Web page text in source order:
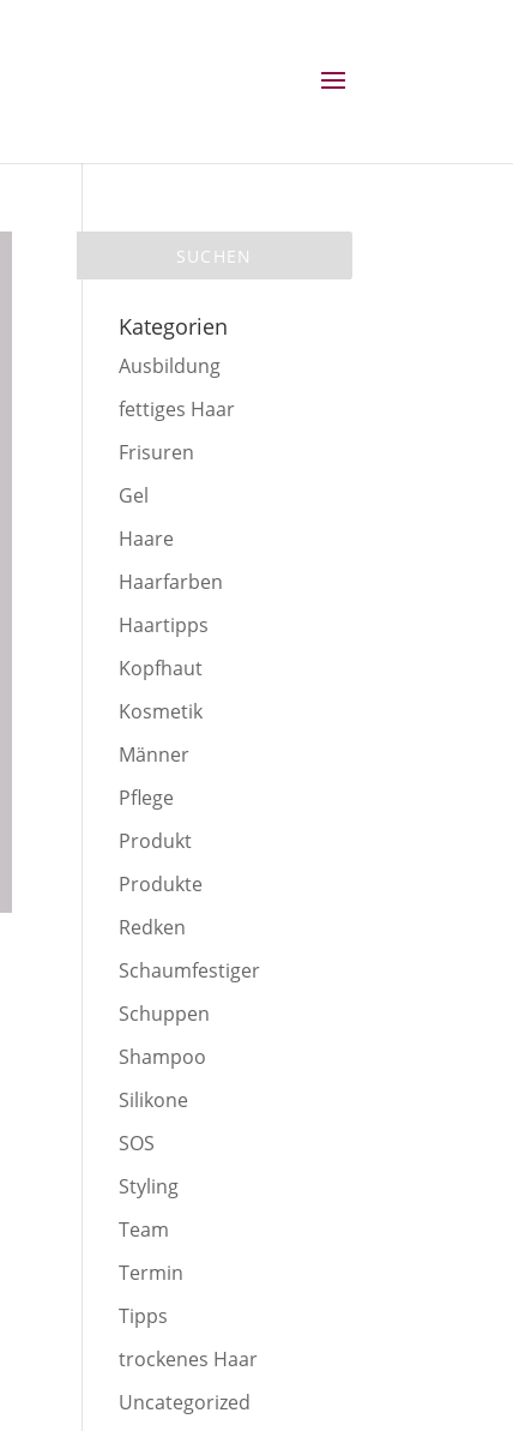
Kategorien
Ausbildung
fettiges Haar
Frisuren
Gel
Haare
Haarfarben
Haartipps
Kopfhaut
Kosmetik
Männer
Pflege
Produkt
Produkte
Redken
Schaumfestiger
Schuppen
Shampoo
Silikone
SOS
Styling
Team
Termin
Tipps
trockenes Haar
Uncategorized